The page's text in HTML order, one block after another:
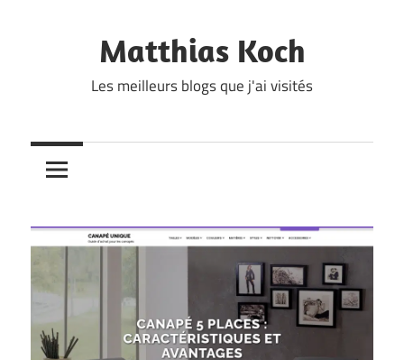
Matthias Koch
Les meilleurs blogs que j'ai visités